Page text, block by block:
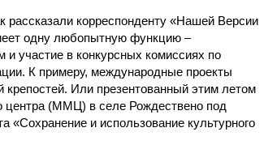
рассказали корреспонденту «Нашей Версии
одну любопытную функцию –
и участие в конкурсных комиссиях по
К примеру, международные проекты
крепостей. Или презентованный этим летом
центра (ММЦ) в селе Рождествено под
«Сохранение и использование культурного